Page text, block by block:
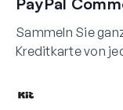
Sammeln Sie
Kreditkarte von